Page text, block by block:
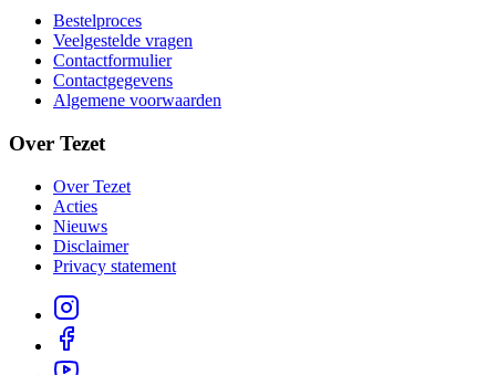
Bestelproces
Veelgestelde vragen
Contactformulier
Contactgegevens
Algemene voorwaarden
Over Tezet
Over Tezet
Acties
Nieuws
Disclaimer
Privacy statement